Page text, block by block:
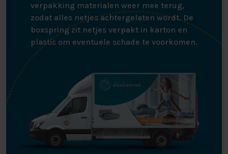
verpakking materialen weer mee terug,
zodat alles netjes achtergelaten wordt. De
boxspring zit netjes verpakt in karton en
plastic om eventuele schade te voorkomen.